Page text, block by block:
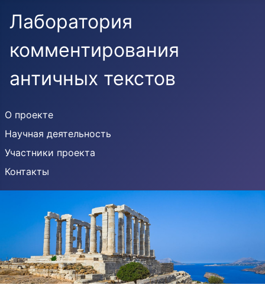
Лаборатория
комментирования
античных текстов
О проекте
Научная деятельность
Участники проекта
Контакты